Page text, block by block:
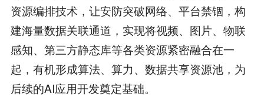
资源编排技术，让安防突破网络、平台禁锢，构
建海量数据关联通道，实现将视频、图片、物联
感知、第三方静态库等各类资源紧密融合在一
起，有机形成算法、算力、数据共享资源池，为
后续的AI应用开发奠定基础。